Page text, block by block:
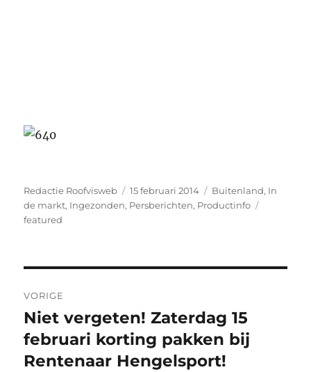
Auteur
Redactie Roofvisweb
Geplaatst
op
15 februari 2014 Categorieën
Buitenland, In
de markt, Ingezonden, Persberichten, Productinfo
featured
navigatie
VORIGE
Vorig
bericht:
Niet vergeten! Zaterdag 15
februari korting pakken bij
Rentenaar Hengelsport!